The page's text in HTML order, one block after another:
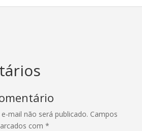
mail não será publicado. Campos
com *